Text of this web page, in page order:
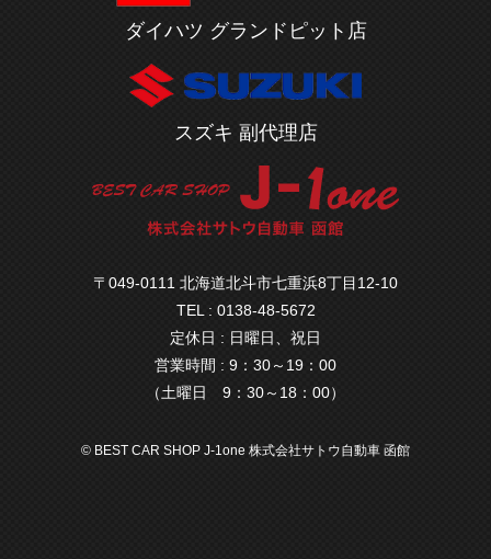
ダイハツ グランドピット店
スズキ 副代理店
〒049-0111 北海道北斗市七重浜8丁目12-10
TEL : 0138-48-5672
定休日 : 日曜日、祝日
営業時間 : 9：30～19：00
（土曜日 9：30～18：00）
© BEST CAR SHOP J-1one 株式会社サトウ自動車 函館